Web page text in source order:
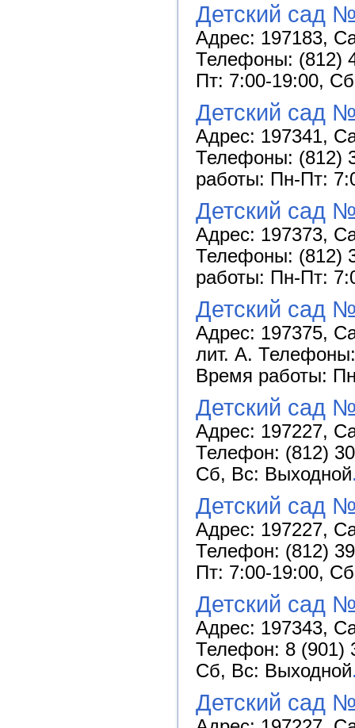
Детский сад
Адрес: 197183,
Телефоны: (812)
Пт: 7:00-19:00,
Детский сад
Адрес: 197341,
Телефоны: (812)
работы: Пн-Пт:
Детский сад
Адрес: 197373,
Телефоны: (812)
работы: Пн-Пт:
Детский сад
Адрес: 197375,
лит. А.
Время работы:
Детский сад
Адрес: 197227,
Телефон: (812)
Сб, Вс: Выходной
Детский сад
Адрес: 197227,
Телефон: (812)
Пт: 7:00-19:00,
Детский сад
Адрес: 197343,
Телефон: 8 (901)
Сб, Вс: Выходной
Детский сад